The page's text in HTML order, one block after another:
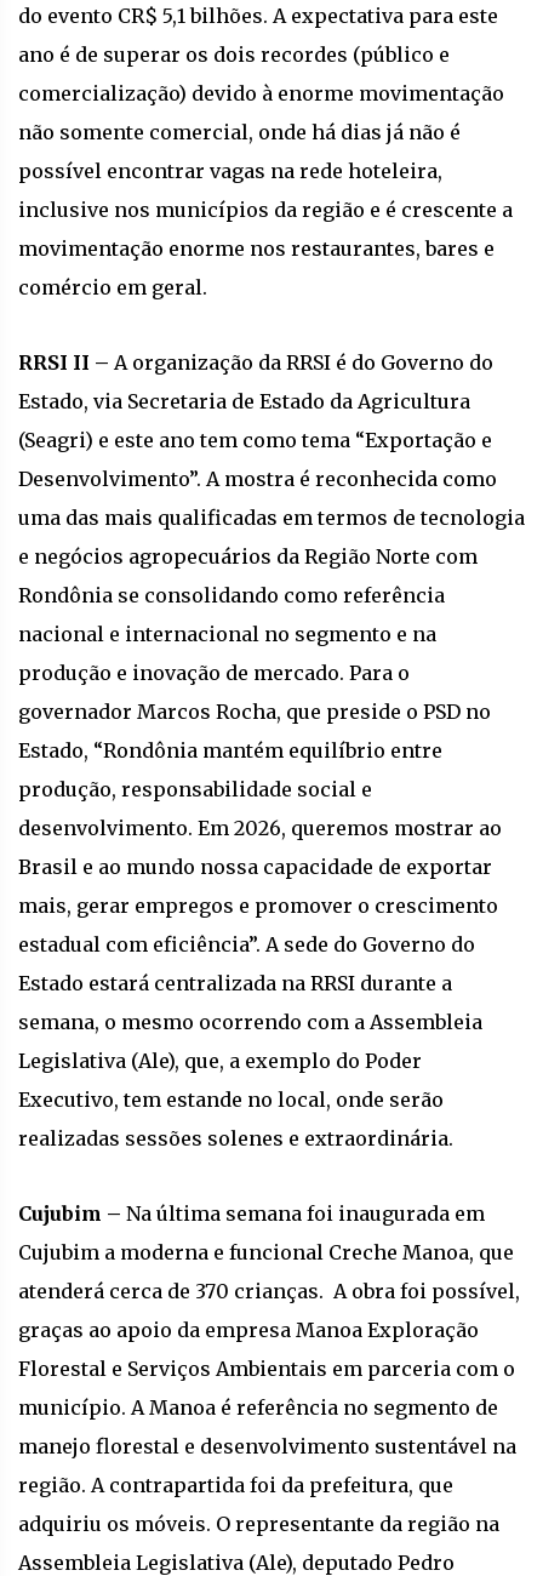
do evento CR$ 5,1 bilhões. A expectativa para este
ano é de superar os dois recordes (público e
comercialização) devido à enorme movimentação
não somente comercial, onde há dias já não é
possível encontrar vagas na rede hoteleira,
inclusive nos municípios da região e é crescente a
movimentação enorme nos restaurantes, bares e
comércio em geral.
RRSI II – A organização da RRSI é do Governo do
Estado, via Secretaria de Estado da Agricultura
(Seagri) e este ano tem como tema “Exportação e
Desenvolvimento”. A mostra é reconhecida como
uma das mais qualificadas em termos de tecnologia
e negócios agropecuários da Região Norte com
Rondônia se consolidando como referência
nacional e internacional no segmento e na
produção e inovação de mercado. Para o
governador Marcos Rocha, que preside o PSD no
Estado, “Rondônia mantém equilíbrio entre
produção, responsabilidade social e
desenvolvimento. Em 2026, queremos mostrar ao
Brasil e ao mundo nossa capacidade de exportar
mais, gerar empregos e promover o crescimento
estadual com eficiência”. A sede do Governo do
Estado estará centralizada na RRSI durante a
semana, o mesmo ocorrendo com a Assembleia
Legislativa (Ale), que, a exemplo do Poder
Executivo, tem estande no local, onde serão
realizadas sessões solenes e extraordinária.
Cujubim – Na última semana foi inaugurada em
Cujubim a moderna e funcional Creche Manoa, que
atenderá cerca de 370 crianças. A obra foi possível,
graças ao apoio da empresa Manoa Exploração
Florestal e Serviços Ambientais em parceria com o
município. A Manoa é referência no segmento de
manejo florestal e desenvolvimento sustentável na
região. A contrapartida foi da prefeitura, que
adquiriu os móveis. O representante da região na
Assembleia Legislativa (Ale), deputado Pedro